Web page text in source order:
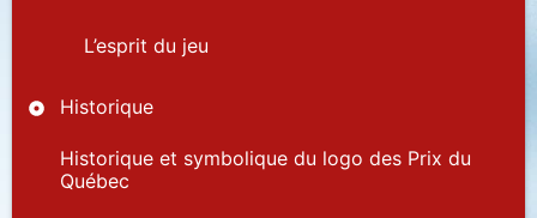
L’esprit du jeu
Historique
Historique et symbolique du logo des Prix du
Québec